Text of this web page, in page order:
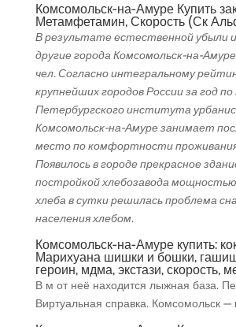
Комсомольск-на-Амуре Купить
Метамфетамин, Скорость (Ск
В результате естественной убыли
другие города Комсомольск-на-
чел. Согласно интегральному
крупнейших городов России за год
Петербургского института
Комсомольск-на-Амуре занимает
место по комфортности
Появилось в городе прекрасное
постройкой хлебозавода
хлеба в сутки решилась проблема
населения хлебом.
Комсомольск-на-Амуре купить:
Марихуана шишки и бошки,
героин, мдма, экстази, скорость,
В м от неё находится лыжная база.
Виртуальная справка. Комсомольск —